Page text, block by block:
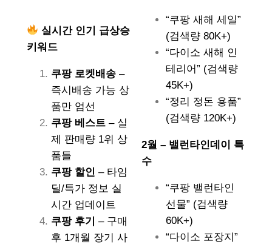
실시간 인기 급상승
키워드
쿠팡 로켓배송 –
즉시배송 가능 상
품만 엄선
쿠팡 베스트 – 실
제 판매량 1위 상
품들
쿠팡 할인 – 타임
딜/특가 정보 실
시간 업데이트
쿠팡 후기
– 구매
후 1개월 장기 사
“쿠팡 새해 세일”
(검색량 80K+)
“다이소 새해 인
테리어” (검색량
45K+)
“정리 정돈 용품”
(검색량 120K+)
2월 – 밸런타인데이 특
수
“쿠팡 밸런타인
선물” (검색량
60K+)
“다이소 포장지”